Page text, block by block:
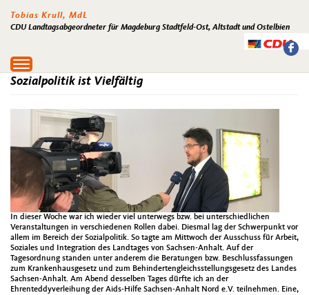
Tobias Krull, MdL
CDU Landtagsabgeordneter für Magdeburg Stadtfeld-Ost, Altstadt und Ostelbien
Toggle
navigation
Sozialpolitik ist Vielfältig
In dieser Woche war ich wieder viel unterwegs bzw. bei unterschiedlichen
Veranstaltungen in verschiedenen Rollen dabei. Diesmal lag der Schwerpunkt vor
allem im Bereich der Sozialpolitik. So tagte am Mittwoch der Ausschuss für Arbeit,
Soziales und Integration des Landtages von Sachsen-Anhalt. Auf der
Tagesordnung standen unter anderem die Beratungen bzw. Beschlussfassungen
zum Krankenhausgesetz und zum Behindertengleichsstellungsgesetz des Landes
Sachsen-Anhalt. Am Abend desselben Tages dürfte ich an der
Ehrenteddyverleihung der Aids-Hilfe Sachsen-Anhalt Nord e.V. teilnehmen. Eine,